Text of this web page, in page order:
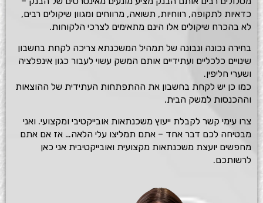
כדאיות לתקופה, רווחיות, תשואה, מרווחים ומגוון שיקולים רבים,
לא בהכרח שיקולים אלו הינם מתאימים לצרכי הלקוחות.
בחירה נכונה ונבונה של תמהיל המשכנתא צריכה לקחת בחשבון
שינויים כלכליים ועתידיים אותם המשק עשוי לעבור כגון אינפלציה
ושערי חליפין.
כמו כן יש לקחת בחשבון את ההתפתחות העתידית של ההוצאות
וההכנסות למשק הבית.
צרו עימי קשר לקבלת ייעוץ משכנתאות אובייקטיבי ומקצועי. ואני
מבטיחה לכם דבר אחד – אתם תמליצו עלי הלאה… אז אם אתם
מחפשים יועצת משכנתאות מקצועית ואובייקטיבית אני כאן
לרשותכם.